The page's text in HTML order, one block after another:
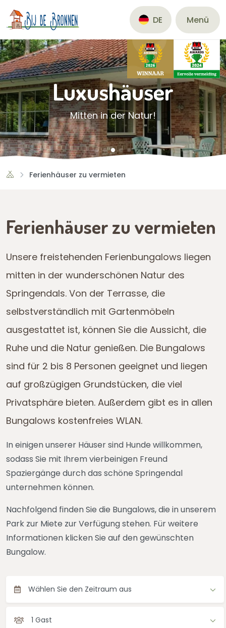
DE Menü
Luxushäuser
Mitten in der Natur!
Ferienhäuser zu vermieten
Ferienhäuser zu vermieten
Unsere freistehenden Ferienbungalows liegen
mitten in der wunderschönen Natur des
Springendals. Von der Terrasse, die
selbstverständlich mit Gartenmöbeln
ausgestattet ist, können Sie die Aussicht, die
Ruhe und die Natur genießen. Die Bungalows
sind für 2 bis 8 Personen geeignet und liegen
auf großzügigen Grundstücken, die viel
Privatsphäre bieten. Außerdem gibt es in allen
Bungalows kostenfreies WLAN.
In einigen unserer Häuser sind Hunde willkommen,
sodass Sie mit Ihrem vierbeinigen Freund
Spaziergänge durch das schöne Springendal
unternehmen können.
Nachfolgend finden Sie die Bungalows, die in unserem
Park zur Miete zur Verfügung stehen. Für weitere
Informationen klicken Sie auf den gewünschten
Bungalow.
Wählen Sie den Zeitraum aus
1 Gast